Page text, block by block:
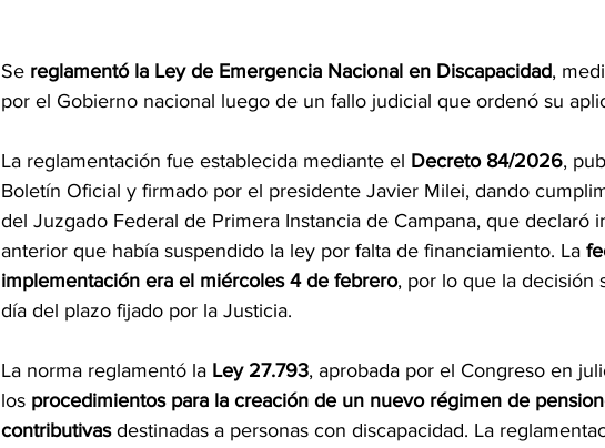
Se reglamentó la Ley de Emergencia Nacional en Discapacidad,
por el Gobierno nacional luego de un fallo judicial que ordenó su
La reglamentación fue establecida mediante el Decreto 84/2026,
Boletín Oficial y firmado por el presidente Javier Milei, dando
del Juzgado Federal de Primera Instancia de Campana, que declaró
anterior que había suspendido la ley por falta de financiamiento. La
implementación era el miércoles 4 de febrero, por lo que la decisión
día del plazo fijado por la Justicia.
La norma reglamentó la Ley 27.793, aprobada por el Congreso en
los procedimientos para la creación de un nuevo régimen de
contributivas destinadas a personas con discapacidad. La